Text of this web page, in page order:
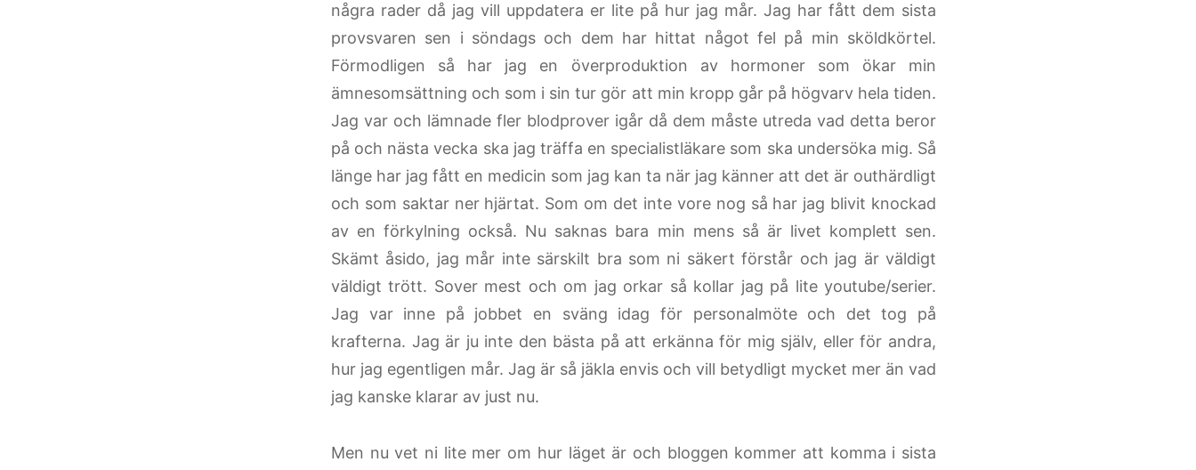
några rader då jag vill uppdatera er lite på hur jag mår. Jag har fått dem sista
provsvaren sen i söndags och dem har hittat något fel på min sköldkörtel.
Förmodligen så har jag en överproduktion av hormoner som ökar min
ämnesomsättning och som i sin tur gör att min kropp går på högvarv hela tiden.
Jag var och lämnade fler blodprover igår då dem måste utreda vad detta beror
på och nästa vecka ska jag träffa en specialistläkare som ska undersöka mig. Så
länge har jag fått en medicin som jag kan ta när jag känner att det är outhärdligt
och som saktar ner hjärtat. Som om det inte vore nog så har jag blivit knockad
av en förkylning också. Nu saknas bara min mens så är livet komplett sen.
Skämt åsido, jag mår inte särskilt bra som ni säkert förstår och jag är väldigt
väldigt trött. Sover mest och om jag orkar så kollar jag på lite youtube/serier.
Jag var inne på jobbet en sväng idag för personalmöte och det tog på
krafterna. Jag är ju inte den bästa på att erkänna för mig själv, eller för andra,
hur jag egentligen mår. Jag är så jäkla envis och vill betydligt mycket mer än vad
jag kanske klarar av just nu.
Men nu vet ni lite mer om hur läget är och bloggen kommer att komma i sista